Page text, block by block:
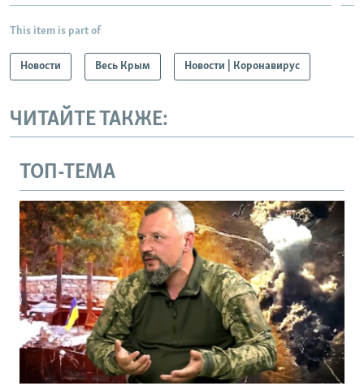
This item is part of
Новости Весь Крым Новости | Коронавирус
ЧИТАЙТЕ ТАКЖЕ:
ТОП-ТЕМА